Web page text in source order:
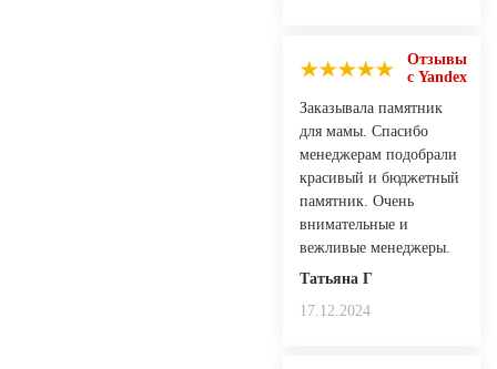
Отзывы
с Yandex
Заказывала памятник
для мамы. Спасибо
менеджерам подобрали
красивый и бюджетный
памятник. Очень
внимательные и
вежливые менеджеры.
Татьяна Г
17.12.2024